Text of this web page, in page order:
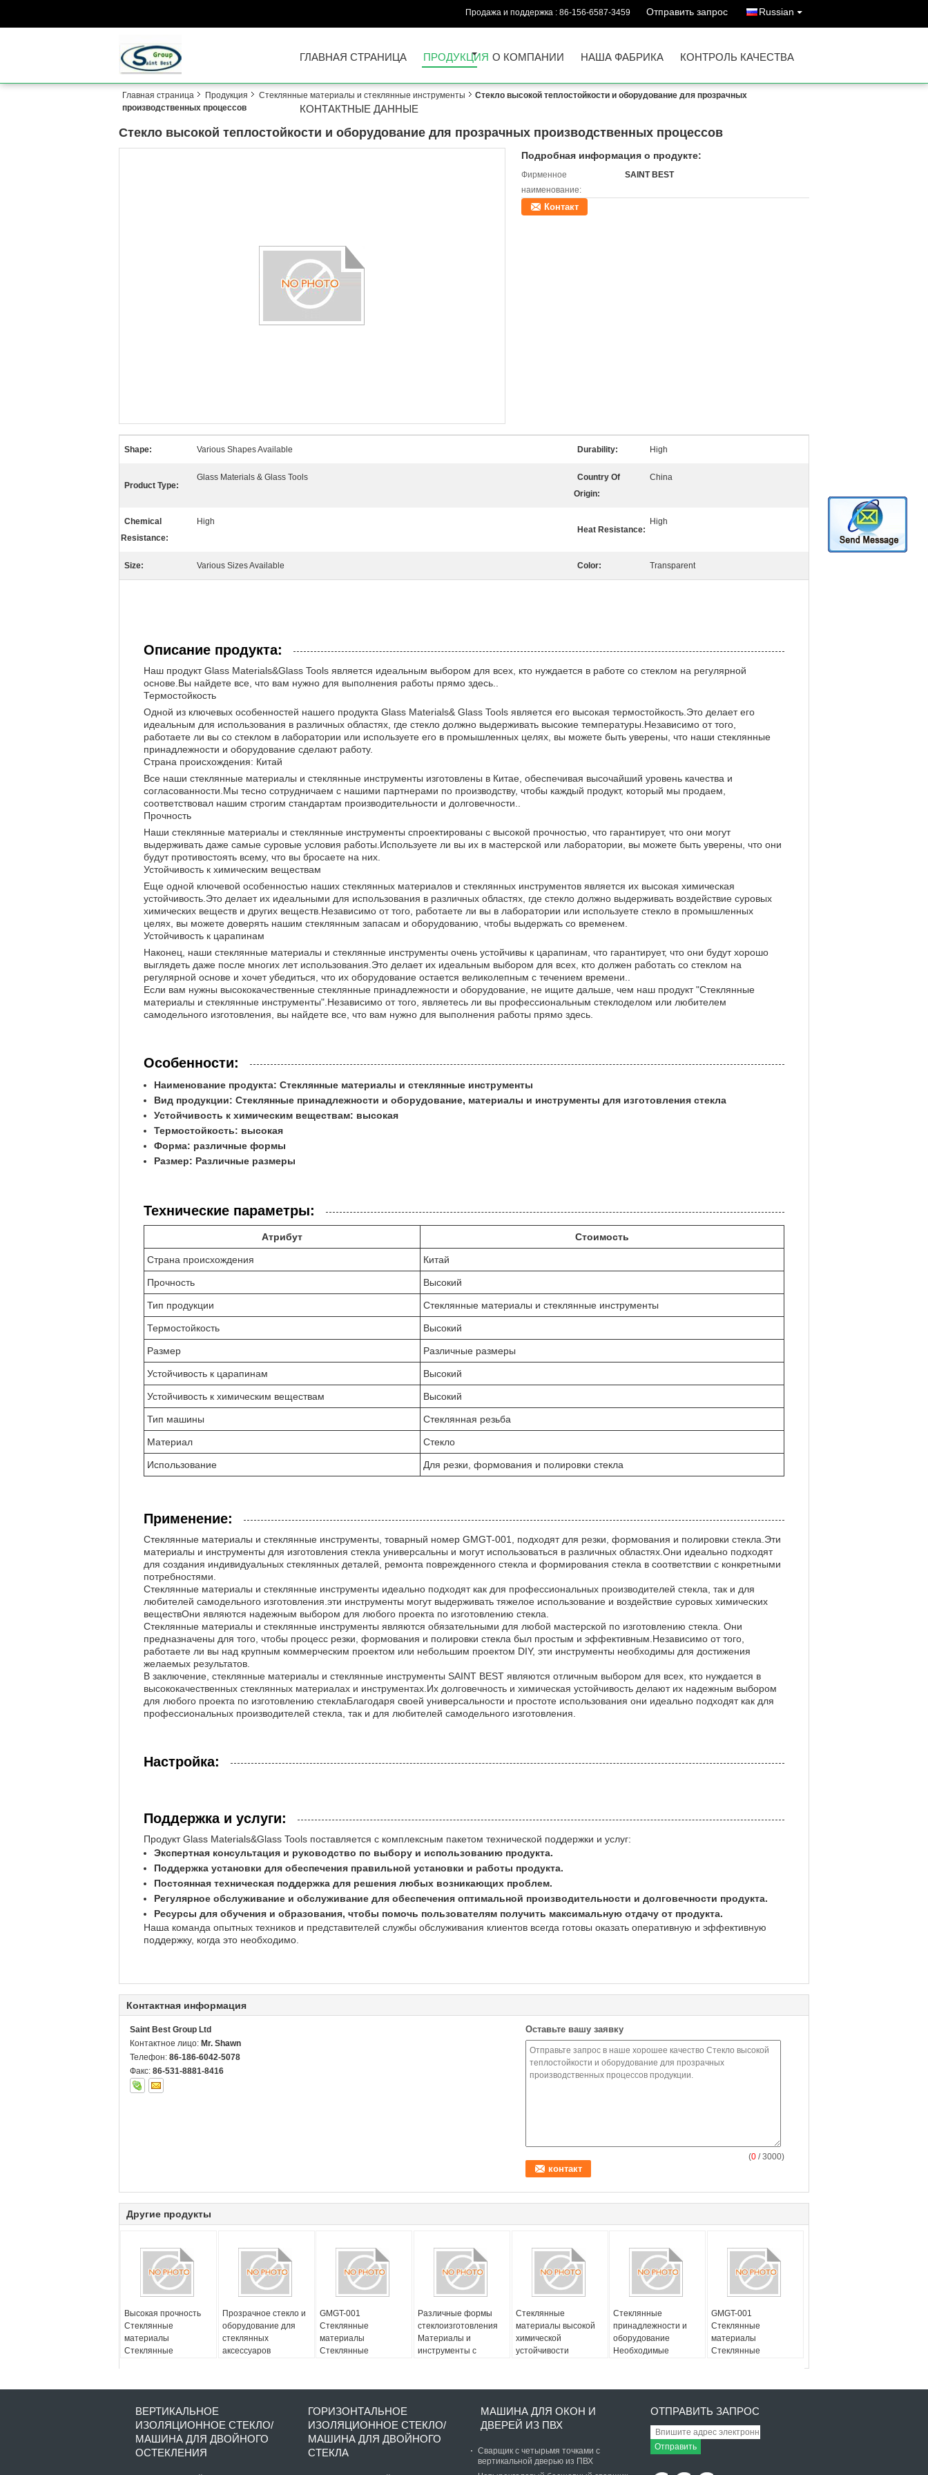
Продажа и поддержка : 86-156-6587-3459 Отправить запрос Russian
ГЛАВНАЯ СТРАНИЦА ПРОДУКЦИЯ О КОМПАНИИ НАША ФАБРИКА КОНТРОЛЬ КАЧЕСТВА
КОНТАКТНЫЕ ДАННЫЕ
Главная страница Продукция Стеклянные материалы и стеклянные инструменты
Стекло высокой теплостойкости и оборудование для прозрачных
производственных процессов
Стекло высокой теплостойкости и оборудование для прозрачных производственных процессов
Подробная информация о продукте:
Фирменное
наименование:
SAINT BEST
Контакт
Shape: Various Shapes Available Durability: High
Product Type:
Glass Materials & Glass Tools
Country Of
Origin:
China
Chemical
Resistance:
High
Heat Resistance:
High
Size: Various Sizes Available Color: Transparent
Описание продукта:
Наш продукт Glass Materials&Glass Tools является идеальным выбором для всех, кто нуждается в работе со стеклом на регулярной
основе.Вы найдете все, что вам нужно для выполнения работы прямо здесь..
Термостойкость
Одной из ключевых особенностей нашего продукта Glass Materials& Glass Tools является его высокая термостойкость.Это делает его
идеальным для использования в различных областях, где стекло должно выдерживать высокие температуры.Независимо от того,
работаете ли вы со стеклом в лаборатории или используете его в промышленных целях, вы можете быть уверены, что наши стеклянные
принадлежности и оборудование сделают работу.
Страна происхождения: Китай
Все наши стеклянные материалы и стеклянные инструменты изготовлены в Китае, обеспечивая высочайший уровень качества и
согласованности.Мы тесно сотрудничаем с нашими партнерами по производству, чтобы каждый продукт, который мы продаем,
соответствовал нашим строгим стандартам производительности и долговечности..
Прочность
Наши стеклянные материалы и стеклянные инструменты спроектированы с высокой прочностью, что гарантирует, что они могут
выдерживать даже самые суровые условия работы.Используете ли вы их в мастерской или лаборатории, вы можете быть уверены, что они
будут противостоять всему, что вы бросаете на них.
Устойчивость к химическим веществам
Еще одной ключевой особенностью наших стеклянных материалов и стеклянных инструментов является их высокая химическая
устойчивость.Это делает их идеальными для использования в различных областях, где стекло должно выдерживать воздействие суровых
химических веществ и других веществ.Независимо от того, работаете ли вы в лаборатории или используете стекло в промышленных
целях, вы можете доверять нашим стеклянным запасам и оборудованию, чтобы выдержать со временем.
Устойчивость к царапинам
Наконец, наши стеклянные материалы и стеклянные инструменты очень устойчивы к царапинам, что гарантирует, что они будут хорошо
выглядеть даже после многих лет использования.Это делает их идеальным выбором для всех, кто должен работать со стеклом на
регулярной основе и хочет убедиться, что их оборудование остается великолепным с течением времени..
Если вам нужны высококачественные стеклянные принадлежности и оборудование, не ищите дальше, чем наш продукт "Стеклянные
материалы и стеклянные инструменты".Независимо от того, являетесь ли вы профессиональным стеклоделом или любителем
самодельного изготовления, вы найдете все, что вам нужно для выполнения работы прямо здесь.
Особенности:
Наименование продукта: Стеклянные материалы и стеклянные инструменты
Вид продукции: Стеклянные принадлежности и оборудование, материалы и инструменты для изготовления стекла
Устойчивость к химическим веществам: высокая
Термостойкость: высокая
Форма: различные формы
Размер: Различные размеры
Технические параметры:
Атрибут Стоимость
Страна происхождения Китай
Прочность Высокий
Тип продукции Стеклянные материалы и стеклянные инструменты
Термостойкость Высокий
Размер Различные размеры
Устойчивость к царапинам Высокий
Устойчивость к химическим веществам Высокий
Тип машины Стеклянная резьба
Материал Стекло
Использование Для резки, формования и полировки стекла
Применение:
Стеклянные материалы и стеклянные инструменты, товарный номер GMGT-001, подходят для резки, формования и полировки стекла.Эти
материалы и инструменты для изготовления стекла универсальны и могут использоваться в различных областях.Они идеально подходят
для создания индивидуальных стеклянных деталей, ремонта поврежденного стекла и формирования стекла в соответствии с конкретными
потребностями.
Стеклянные материалы и стеклянные инструменты идеально подходят как для профессиональных производителей стекла, так и для
любителей самодельного изготовления.эти инструменты могут выдерживать тяжелое использование и воздействие суровых химических
веществОни являются надежным выбором для любого проекта по изготовлению стекла.
Стеклянные материалы и стеклянные инструменты являются обязательными для любой мастерской по изготовлению стекла. Они
предназначены для того, чтобы процесс резки, формования и полировки стекла был простым и эффективным.Независимо от того,
работаете ли вы над крупным коммерческим проектом или небольшим проектом DIY, эти инструменты необходимы для достижения
желаемых результатов.
В заключение, стеклянные материалы и стеклянные инструменты SAINT BEST являются отличным выбором для всех, кто нуждается в
высококачественных стеклянных материалах и инструментах.Их долговечность и химическая устойчивость делают их надежным выбором
для любого проекта по изготовлению стеклаБлагодаря своей универсальности и простоте использования они идеально подходят как для
профессиональных производителей стекла, так и для любителей самодельного изготовления.
Настройка:
Поддержка и услуги:
Продукт Glass Materials&Glass Tools поставляется с комплексным пакетом технической поддержки и услуг:
Экспертная консультация и руководство по выбору и использованию продукта.
Поддержка установки для обеспечения правильной установки и работы продукта.
Постоянная техническая поддержка для решения любых возникающих проблем.
Регулярное обслуживание и обслуживание для обеспечения оптимальной производительности и долговечности продукта.
Ресурсы для обучения и образования, чтобы помочь пользователям получить максимальную отдачу от продукта.
Наша команда опытных техников и представителей службы обслуживания клиентов всегда готовы оказать оперативную и эффективную
поддержку, когда это необходимо.
Контактная информация
Saint Best Group Ltd
Контактное лицо: Mr. Shawn
Телефон: 86-186-6042-5078
Факс: 86-531-8881-8416
Оставьте вашу заявку
(0 / 3000)
Другие продукты
Высокая прочность
Стеклянные
материалы
Стеклянные
царапинам и
Прозрачное стекло и
оборудование для
стеклянных
аксессуаров
GMGT-001
Стеклянные
материалы
Стеклянные
Различные размеры
Различные формы
стеклоизготовления
Материалы и
инструменты с
Стеклянные
материалы высокой
химической
устойчивости
формирования
требований
Стеклянные
принадлежности и
оборудование
Необходимые
Инструменты для
GMGT-001
Стеклянные
материалы
Стеклянные
стойкостью и
ВЕРТИКАЛЬНОЕ
ИЗОЛЯЦИОННОЕ СТЕКЛО/
МАШИНА ДЛЯ ДВОЙНОГО
ОСТЕКЛЕНИЯ
ГОРИЗОНТАЛЬНОЕ
ИЗОЛЯЦИОННОЕ СТЕКЛО/
МАШИНА ДЛЯ ДВОЙНОГО
СТЕКЛА
МАШИНА ДЛЯ ОКОН И
ДВЕРЕЙ ИЗ ПВХ
Сварщик с четырьмя точками с
вертикальной дверью из ПВХ
ОТПРАВИТЬ ЗАПРОС
Отправить